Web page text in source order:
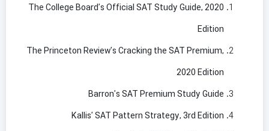
The College Board’s Official SAT Study Guide, 2020
Edition
The Princeton Review’s Cracking the SAT Premium,
2020 Edition
Barron’s SAT Premium Study Guide
Kallis’ SAT Pattern Strategy, 3rd Edition